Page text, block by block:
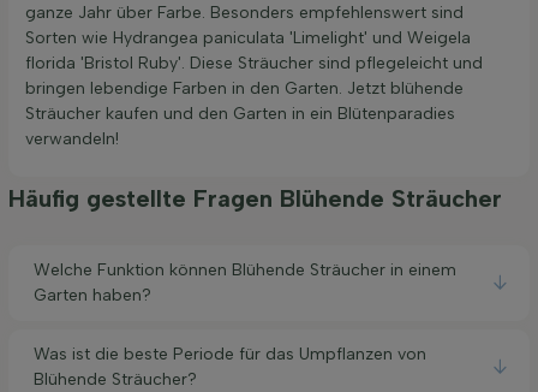
ganze Jahr über Farbe. Besonders empfehlenswert sind
Sorten wie Hydrangea paniculata 'Limelight' und Weigela
florida 'Bristol Ruby'. Diese Sträucher sind pflegeleicht und
bringen lebendige Farben in den Garten. Jetzt blühende
Sträucher kaufen und den Garten in ein Blütenparadies
verwandeln!
Häufig gestellte Fragen Blühende Sträucher
Welche Funktion können Blühende Sträucher in einem
Garten haben?
Was ist die beste Periode für das Umpflanzen von
Blühende Sträucher?